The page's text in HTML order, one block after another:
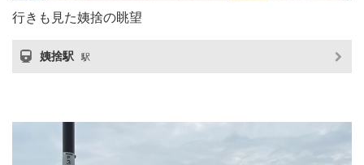
行きも見た姨捨の眺望
姨捨駅 駅